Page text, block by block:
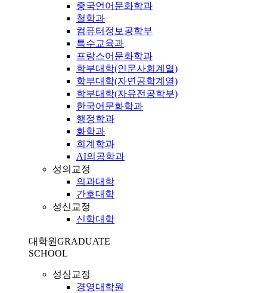
중국언어문화학과
철학과
컴퓨터정보공학부
특수교육과
프랑스어문화학과
학부대학(인문사회계열)
학부대학(자연공학계열)
학부대학(자유전공학부)
한국어문화학과
행정학과
화학과
회계학과
AI의공학과
성의교정
의과대학
간호대학
성신교정
신학대학
대학원GRADUATE
SCHOOL
성심교정
경영대학원